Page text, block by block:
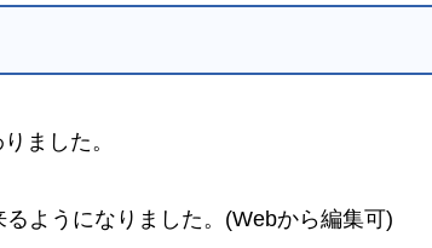
ました。
ようになりました。(Webから編集可)